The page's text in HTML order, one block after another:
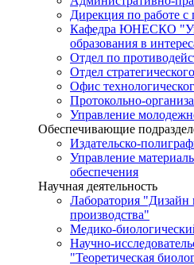
Дирекция по работе с
Кафедра ЮНЕСКО
образования в
Отдел по
Отдел
Офис
Протокольно-
Управление
Обеспечивающие
Издательско-
Управление
обеспечения
Научная деятельность
Лаборатория "Дизайн
производства"
Медико-
Научно-
"Теоретическая